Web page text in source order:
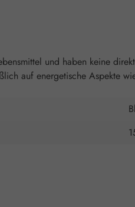
und haben keine
auf energetische Aspekte